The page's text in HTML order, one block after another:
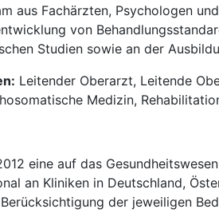
aus Fachärzten, Psychologen
von
Studien sowie an der
Leitender Oberarzt, Leitende
Medizin,
eine auf das
an Kliniken in Deutschland,
der jeweiligen